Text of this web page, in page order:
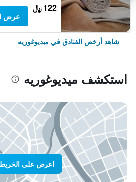
122 ﷼
عرض
شاهد أرخص الفنادق في ميديوغوريه
استكشف ميديوغوريه
اعرض على